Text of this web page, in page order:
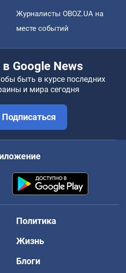
Журналисты OBOZ.UA на
месте событий
в Google News
быть в курсе последних
и мира сегодня
Подписаться
Политика
Жизнь
Блоги